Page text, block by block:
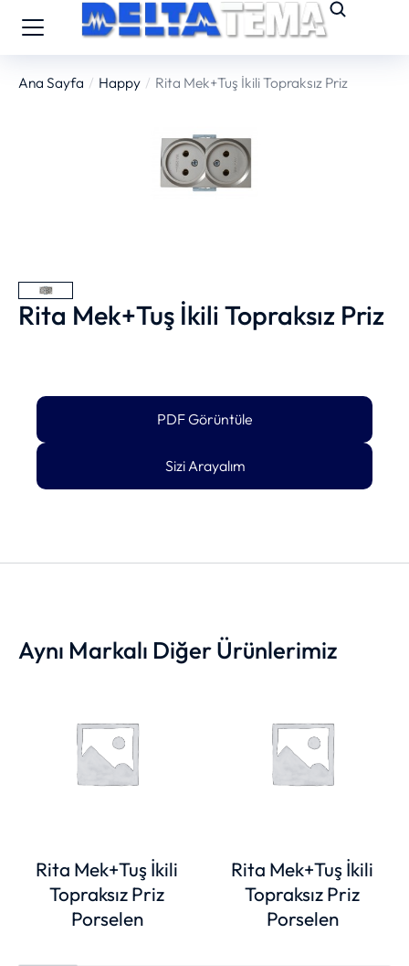
You are here:
Ana Sayfa Happy Rita Mek+Tuş İkili Topraksız Priz
Rita Mek+Tuş İkili Topraksız Priz
PDF Görüntüle
Sizi Arayalım
Aynı Markalı Diğer Ürünlerimiz
Rita Mek+Tuş İkili
Topraksız Priz
Porselen
Rita Mek+Tuş İkili
Topraksız Priz
Porselen